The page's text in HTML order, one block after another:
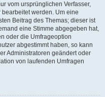
vom ursprünglichen Verfasser,
werden. Um eine
Beitrag des Themas; dieser ist
eine Stimme abgegeben hat,
oder die Umfrageoption
abgestimmt haben, so kann
Administratoren geändert oder
von laufenden Umfragen